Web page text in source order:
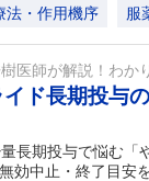
法・作用機序 服
医師が解説！わか
ド長期投与
長期投与で悩む「
効中止・終了目安